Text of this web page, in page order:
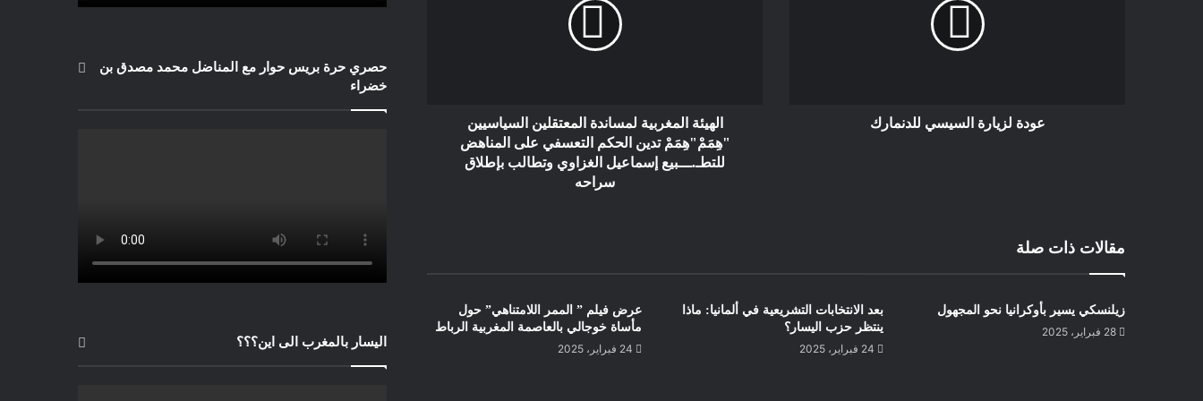
يواجهها العالم
لعنة الغرور والتهافت تصيب اليمين في
عودة لزيارة السيسي للدنمارك
الهيئة المغربية لمساندة المعتقلين السياسيين
"هِمَمْ"هِمَمْ تدين الحكم التعسفي على المناهض
للتطـ.ـــبيع إسماعيل الغزاوي وتطالب بإطلاق
سراحه
مقالات ذات صلة
زيلنسكي يسير بأوكرانيا نحو المجهول
28 فبراير، 2025
بعد الانتخابات التشريعية في ألمانيا: ماذا
ينتظر حزب اليسار؟
24 فبراير، 2025
عرض فيلم ” الممر اللامتناهي” حول
مأساة خوجالي بالعاصمة المغربية الرباط
24 فبراير، 2025
حصري حرة بريس حوار مع المناضل محمد مصدق بن
خضراء
اليسار بالمغرب الى اين؟؟؟